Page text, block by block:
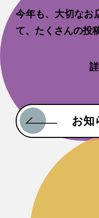
今年も、大切なお
て、たくさんの投
お知